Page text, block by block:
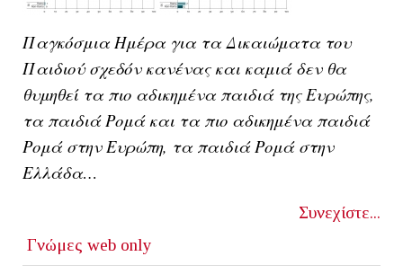
Παγκόσμια Ημέρα για τα Δικαιώματα του
Παιδιού σχεδόν κανένας και καμιά δεν θα
θυμηθεί τα πιο αδικημένα παιδιά της Ευρώπης,
τα παιδιά Ρομά και τα πιο αδικημένα παιδιά
Ρομά στην Ευρώπη, τα παιδιά Ρομά στην
Ελλάδα…
Συνεχίστε...
Γνώμες web only